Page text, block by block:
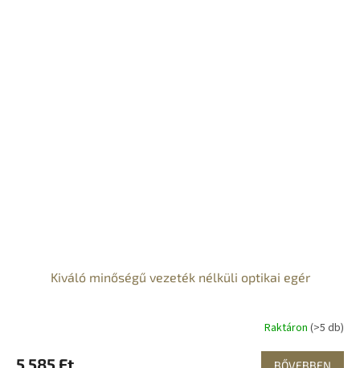
Kiváló minőségű vezeték nélküli optikai egér
Raktáron (>5 db)
5 585 Ft BŐVEBBEN